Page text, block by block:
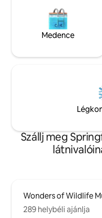
Medence
Szállj meg
Wonders of Wildlife
289 helybéli ajánlja